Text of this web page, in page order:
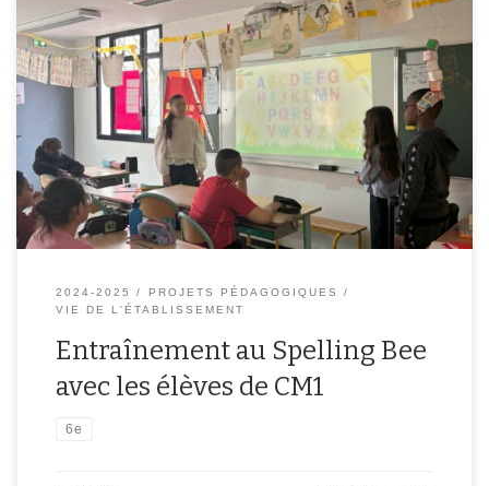
Intervention des élèves de 6e B et de Mme Lepotier dans les
écoles de Dulcie September et l’Orme au Chat en vu d’un
concours d’orthographe en anglais organisé au collège Molière en
juin. Les élèves de CM1 ont révisé l’alphabet en anglais et on
appris à épeler des mots pour […]
2024-2025
PROJETS PÉDAGOGIQUES
VIE DE L'ÉTABLISSEMENT
Entraînement au Spelling Bee
avec les élèves de CM1
6e